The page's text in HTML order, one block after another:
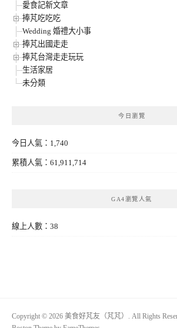
愛食記新文章
捧芃吃吃吃
Wedding 婚禮大小事
捧芃出國走走
捧芃台灣走走玩玩
生活家居
未分類
今日瀏覽
今日人氣：1,740
累積人氣：61,911,714
GA4瀏覽人氣
線上人數：38
Copyright © 2026 美食好芃友（芃芃）. All Rights